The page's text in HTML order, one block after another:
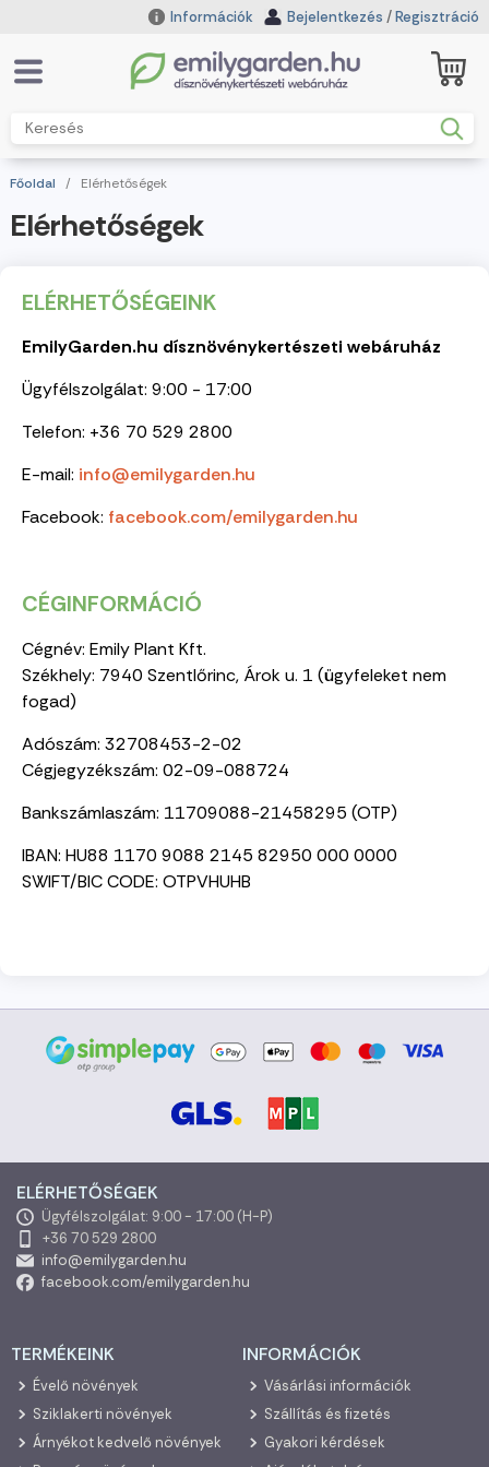
Információk Bejelentkezés /Regisztráció
Főoldal / Elérhetőségek
Elérhetőségek
ELÉRHETŐSÉGEINK
EmilyGarden.hu dísznövénykertészeti webáruház
Ügyfélszolgálat: 9:00 - 17:00
Telefon: +36 70 529 2800
E-mail: info@emilygarden.hu
Facebook: facebook.com/emilygarden.hu
CÉGINFORMÁCIÓ
Cégnév: Emily Plant Kft.
Székhely: 7940 Szentlőrinc, Árok u. 1 (ügyfeleket nem
fogad)
Adószám: 32708453-2-02
Cégjegyzékszám: 02-09-088724
Bankszámlaszám: 11709088-21458295 (OTP)
IBAN: HU88 1170 9088 2145 82950 000 0000
SWIFT/BIC CODE: OTPVHUHB
ELÉRHETŐSÉGEK
Ügyfélszolgálat: 9:00 - 17:00 (H-P)
+36 70 529 2800
info@emilygarden.hu
facebook.com/emilygarden.hu
TERMÉKEINK
Évelő növények
Sziklakerti növények
Árnyékot kedvelő növények
INFORMÁCIÓK
Vásárlási információk
Szállítás és fizetés
Gyakori kérdések